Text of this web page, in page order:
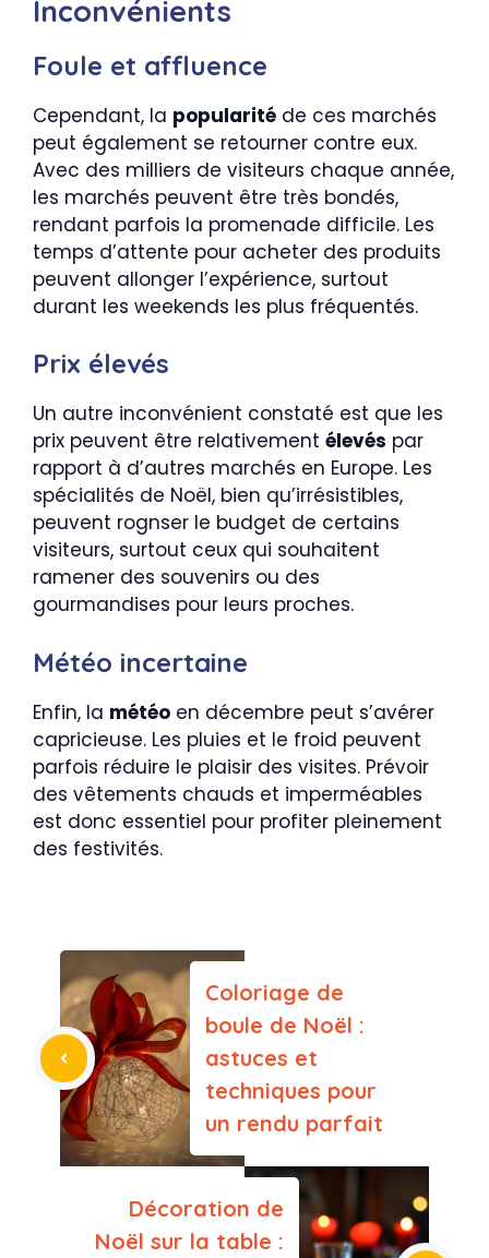
Inconvénients
Foule et affluence
Cependant, la popularité de ces marchés
peut également se retourner contre eux.
Avec des milliers de visiteurs chaque année,
les marchés peuvent être très bondés,
rendant parfois la promenade difficile. Les
temps d’attente pour acheter des produits
peuvent allonger l’expérience, surtout
durant les weekends les plus fréquentés.
Prix élevés
Un autre inconvénient constaté est que les
prix peuvent être relativement élevés par
rapport à d’autres marchés en Europe. Les
spécialités de Noël, bien qu’irrésistibles,
peuvent rognser le budget de certains
visiteurs, surtout ceux qui souhaitent
ramener des souvenirs ou des
gourmandises pour leurs proches.
Météo incertaine
Enfin, la météo en décembre peut s’avérer
capricieuse. Les pluies et le froid peuvent
parfois réduire le plaisir des visites. Prévoir
des vêtements chauds et imperméables
est donc essentiel pour profiter pleinement
des festivités.
Coloriage de
boule de Noël :
astuces et
techniques pour
un rendu parfait
Décoration de
Noël sur la table :